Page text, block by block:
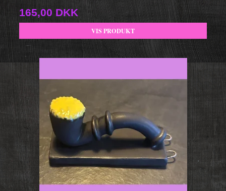
165,00 DKK
VIS PRODUKT